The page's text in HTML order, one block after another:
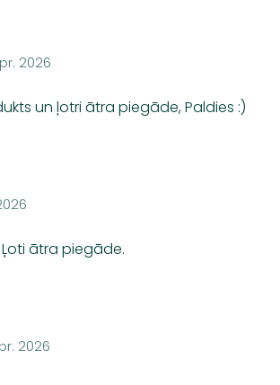
2026
un ļotri ātra piegāde, Paldies :)
ātra piegāde.
2026